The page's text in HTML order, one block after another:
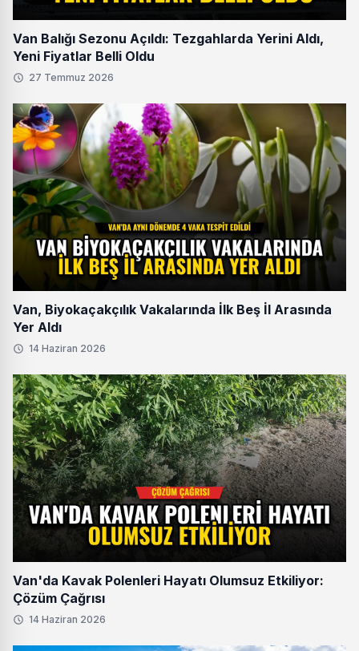
Van Balığı Sezonu Açıldı: Tezgahlarda Yerini Aldı,
Yeni Fiyatlar Belli Oldu
27 Temmuz 2026
Van, Biyokaçakçılık Vakalarında İlk Beş İl Arasında
Yer Aldı
14 Haziran 2026
Van'da Kavak Polenleri Hayatı Olumsuz Etkiliyor:
Çözüm Çağrısı
14 Haziran 2026